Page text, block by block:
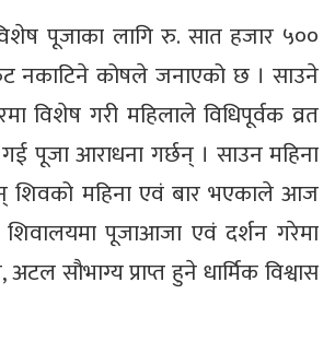
पूजाका लागि रु. सात हजार ५००
नकाटिने कोषले जनाएको छ । साउने
विशेष गरी महिलाले विधिपूर्वक व्रत
पूजा आराधना गर्छन् । साउन महिना
शिवको महिना एवं बार भएकाले आज
शिवालयमा पूजाआजा एवं दर्शन गरेमा
अटल सौभाग्य प्राप्त हुने धार्मिक विश्वास